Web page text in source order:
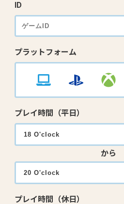
ID
プラットフォーム
プレイ時間（平日）
から
プレイ時間（休日）